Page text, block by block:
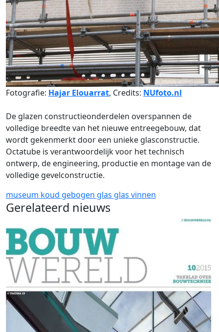
Fotografie: Hajar Elouarrat, Credits: NUfoto.nl
De glazen constructieonderdelen overspannen de
volledige breedte van het nieuwe entreegebouw, dat
wordt gekenmerkt door een unieke glasconstructie.
Octatube is verantwoordelijk voor het technisch
ontwerp, de engineering, productie en montage van de
volledige gevelconstructie.
museum koud gebogen glas glas vinnen
Gerelateerd nieuws